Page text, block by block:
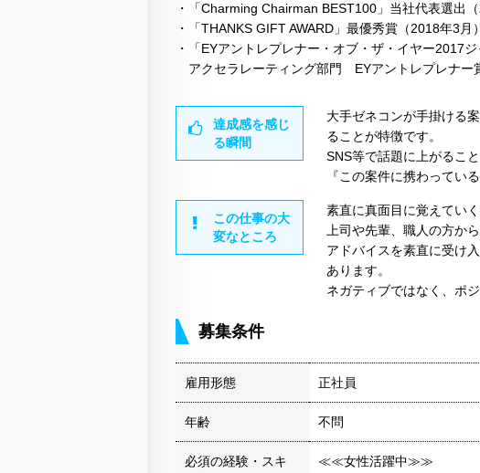
・「Charming Chairman BEST100」当社代表選出（
・「THANKS GIFT AWARD」最優秀賞（2018年3月）
・「EYアントレプレナー・オブ・ザ・イヤー2017
アクセラレーティング部門 EYアントレプレナー
達成感を感じ
る瞬間
大手ゼネコンが手掛ける
ることが特徴です。
SNS等で話題に上がるこ
『この案件に携わってい
この仕事の大
変なところ
素直に真面目に覚えていく
上司や先輩、職人の方か
アドバイスを素直に受け
あります。
ネガティブではなく、ポ
募集条件
雇用形態 正社員
年齢 不問
必須の経験・スキ
≪≪女性活躍中≫≫